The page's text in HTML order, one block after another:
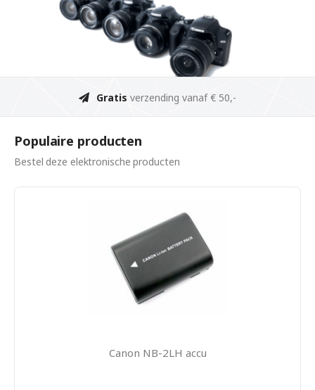
Gratis verzending vanaf € 50,-
Populaire producten
Bestel deze elektronische producten
Canon NB-2LH accu